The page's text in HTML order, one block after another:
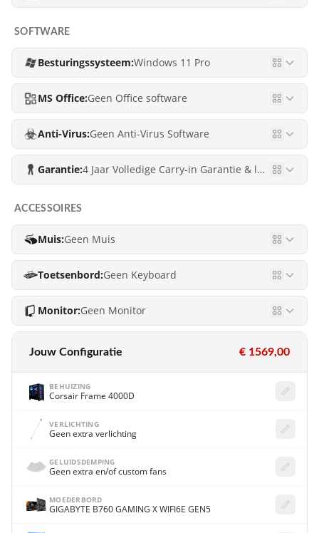
SOFTWARE
Besturingssysteem:Windows 11 Pro
MS Office:Geen Office software
Anti-Virus:Geen Anti-Virus Software
Garantie: 4 Jaar Volledige Carry-in Garantie & levenslang gratis ondersteuning!
ACCESSOIRES
Muis:Geen Muis
Toetsenbord:Geen Keyboard
Monitor:Geen Monitor
Jouw Configuratie € 1569,00
BEHUIZING
Corsair Frame 4000D
VERLICHTING
Geen extra verlichting
GELUIDSDEMPING
Geen extra en/of custom fans
MOEDERBORD
GIGABYTE B760 GAMING X WIFI6E GEN5